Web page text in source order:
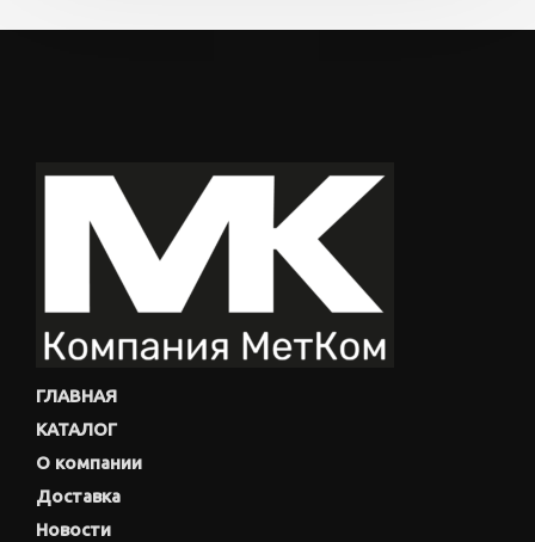
ГЛАВНАЯ
КАТАЛОГ
О компании
Доставка
Новости